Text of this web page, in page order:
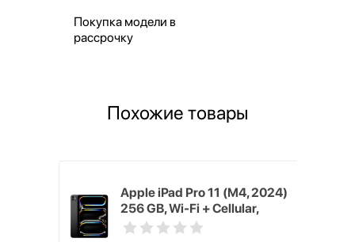
Покупка модели в
рассрочку
Похожие товары
Apple iPad Pro 11 (M4, 2024)
256 GB, Wi-Fi + Cellular,
Черный космос (Space Black)